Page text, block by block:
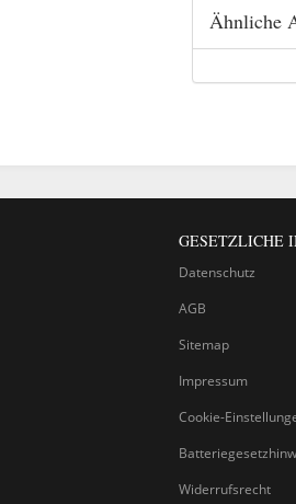
Ähnliche
GESETZLICHE
Datenschutz
AGB
Sitemap
Impressum
Cookie-
Widerrufsrecht